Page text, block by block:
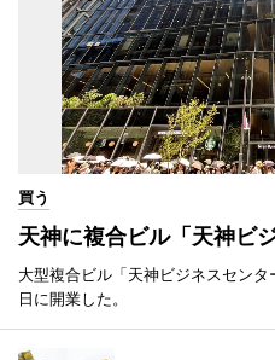
買う
天神に複合ビル「天神ビ
大型複合ビル「天神ビジネスセン
日に開業した。